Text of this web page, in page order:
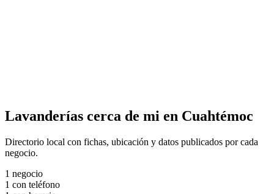
Lavanderías cerca de mi en Cuahtémoc
Directorio local con fichas, ubicación y datos publicados por cada
negocio.
1 negocio
1 con teléfono